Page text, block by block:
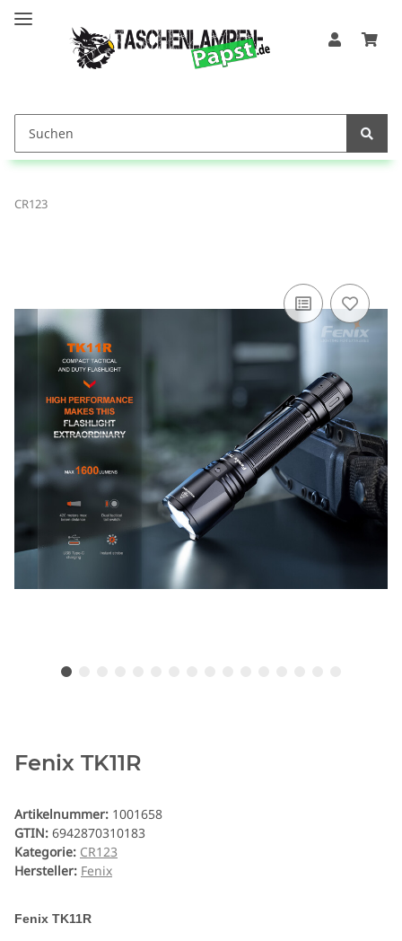
CR123
Fenix TK11R
Artikelnummer: 1001658
GTIN: 6942870310183
Kategorie: CR123
Hersteller: Fenix
Fenix TK11R